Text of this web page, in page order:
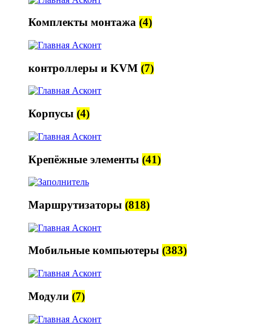
Комплекты монтажа (4)
контроллеры и KVM (7)
Корпусы (4)
Крепёжные элементы (41)
Маршрутизаторы (818)
Мобильные компьютеры (383)
Модули (7)